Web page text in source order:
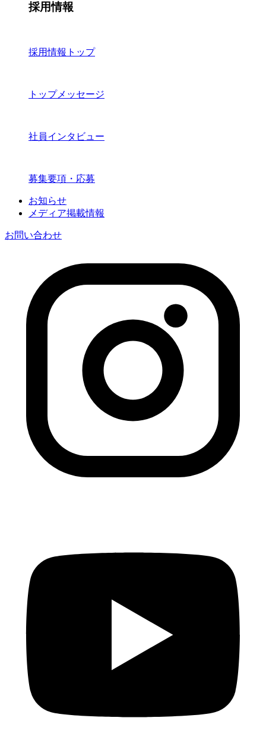
採用情報
採用情報トップ
トップメッセージ
社員インタビュー
募集要項・応募
お知らせ
メディア掲載情報
お問い合わせ